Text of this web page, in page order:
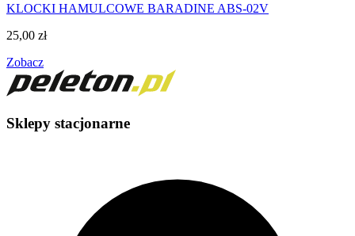
KLOCKI HAMULCOWE BARADINE ABS-02V
25,00 zł
Zobacz
Sklepy stacjonarne